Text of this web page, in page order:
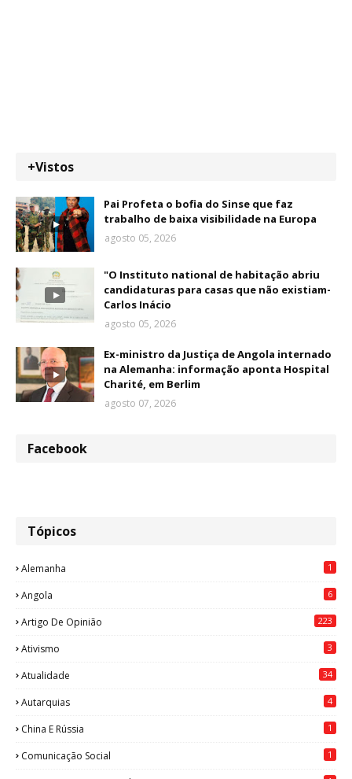
+Vistos
Pai Profeta o bofia do Sinse que faz
trabalho de baixa visibilidade na Europa
agosto 05, 2026
"O Instituto national de habitação abriu
candidaturas para casas que não existiam-
Carlos Inácio
agosto 05, 2026
Ex-ministro da Justiça de Angola internado
na Alemanha: informação aponta Hospital
Charité, em Berlim
agosto 07, 2026
Facebook
Tópicos
Alemanha 1
Angola 6
Artigo De Opinião 223
Ativismo 3
Atualidade 34
Autarquias 4
China E Rússia 1
Comunicação Social 1